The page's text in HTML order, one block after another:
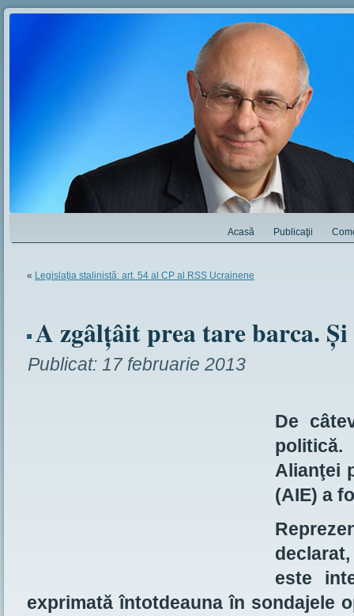
Acasă Publicaţii
« Legislaţia stalinistă: art. 54 al CP al RSS Ucrainene
A zgâlţâit prea tare barca.
Publicat: 17 februarie 2013
De
Alianţei
(AIE) a
este
exprimată întotdeauna în sondajele